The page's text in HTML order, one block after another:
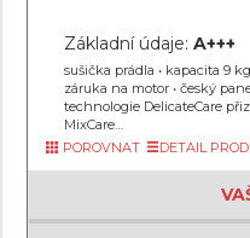
Základní údaje: A+++
sušička prádla • kapacita 9
záruka na motor • český
technologie DelicateCare
MixCare…
POROVNAT
DETAIL